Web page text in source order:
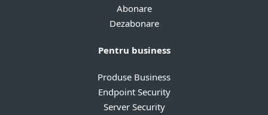
Abonare
Dezabonare
Pentru business
Produse Business
Endpoint Security
Server Security